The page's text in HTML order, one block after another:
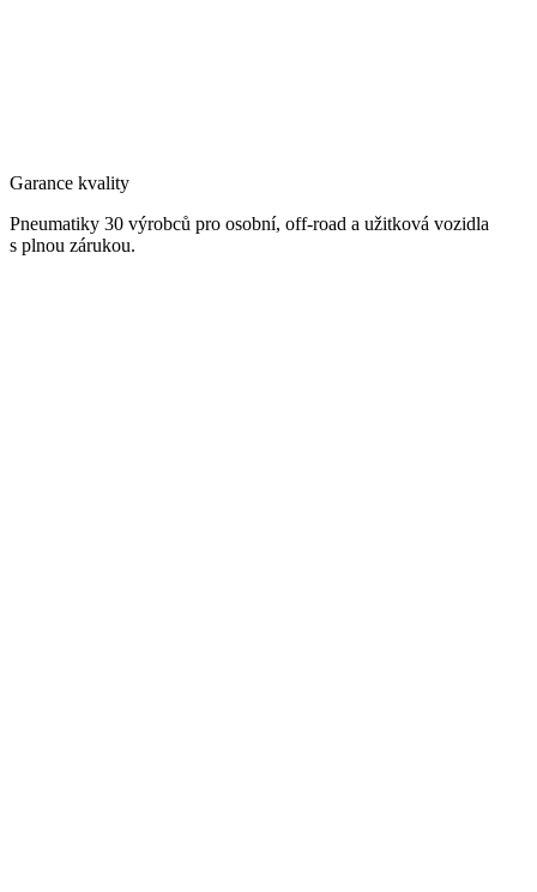
Garance kvality
Pneumatiky 30 výrobců pro osobní, off-road a užitková vozidla
s plnou zárukou.